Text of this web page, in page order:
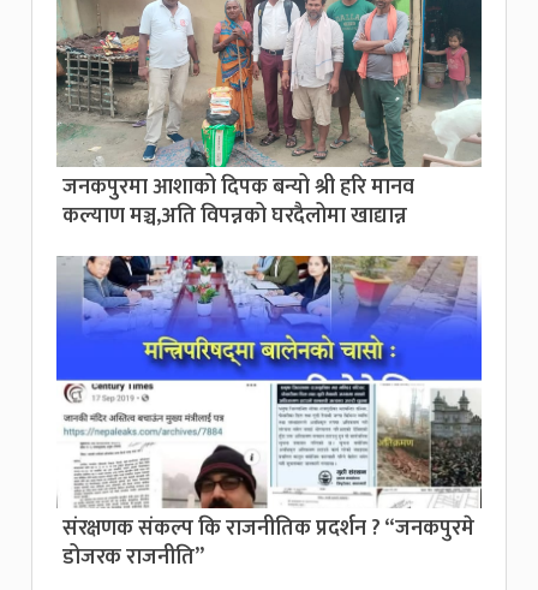
जनकपुरमा आशाको दिपक बन्यो श्री हरि मानव
कल्याण मञ्च,अति विपन्नको घरदैलोमा खाद्यान्न
संरक्षणक संकल्प कि राजनीतिक प्रदर्शन ? “जनकपुरमे
डोजरक राजनीति”